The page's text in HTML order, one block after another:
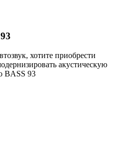
хотите приобрести
акустическую
BASS 93